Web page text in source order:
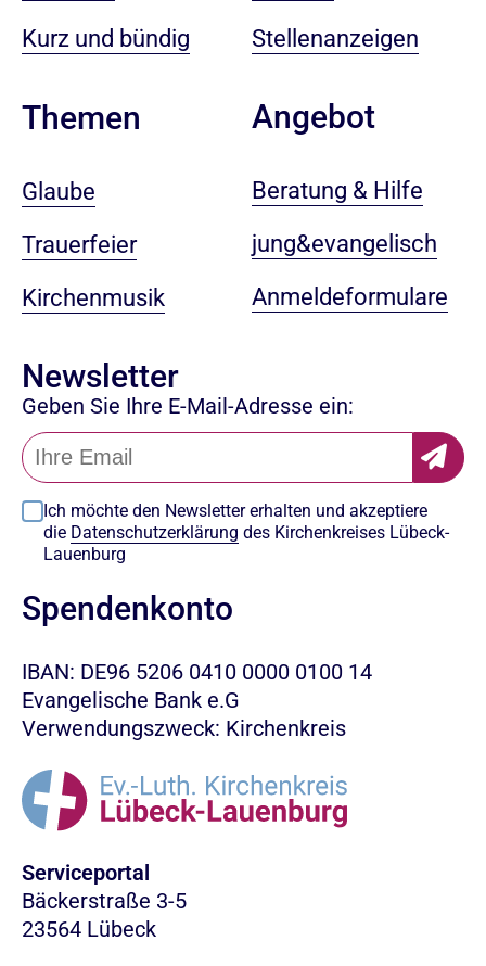
Kurz und bündig
Themen
Glaube
Trauerfeier
Kirchenmusik
Stellenanzeigen
Angebot
Beratung & Hilfe
jung&evangelisch
Anmeldeformulare
Newsletter
Geben Sie Ihre E-Mail-Adresse ein:
Ich möchte den Newsletter erhalten und akzeptiere
die Datenschutzerklärung des Kirchenkreises Lübeck-
Lauenburg
Spendenkonto
IBAN: DE96 5206 0410 0000 0100 14
Evangelische Bank e.G
Verwendungszweck: Kirchenkreis
Serviceportal
Bäckerstraße 3-5
23564 Lübeck